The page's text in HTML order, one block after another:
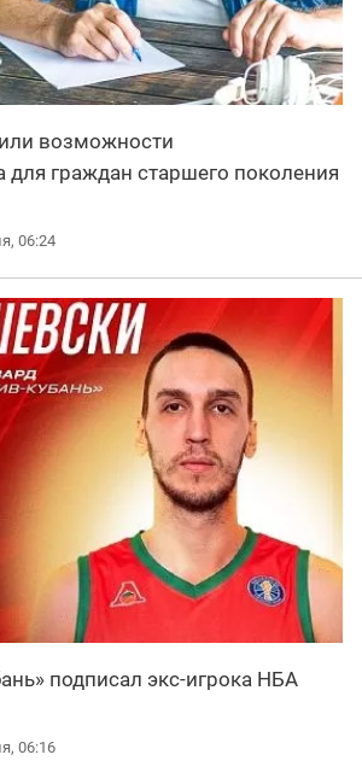
возможности
для граждан старшего поколения
06:24
подписал экс-игрока НБА
06:16